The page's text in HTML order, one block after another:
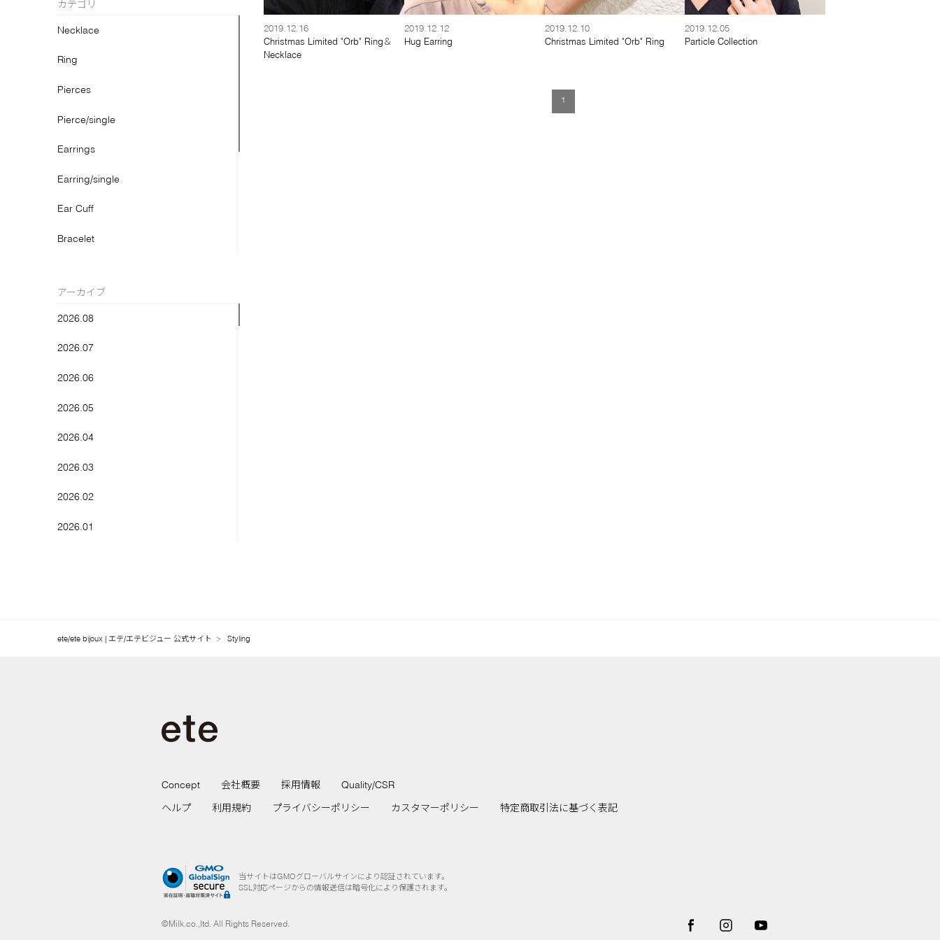
カテゴリ
Necklace
Ring
Pierces
Pierce/single
Earrings
Earring/single
Ear Cuff
Bracelet
Anklet
アーカイブ
2026.08
2026.07
2026.06
2026.05
2026.04
2026.03
2026.02
2026.01
2025.09
2019.12.16
Christmas Limited "Orb" Ring＆
Necklace
2019.12.12
Hug Earring
2019.12.10
Christmas Limited "Orb" Ring
2019.12.05
Particle Collection
1
ete/ete bijoux | エテ/エテビジュー 公式サイト Styling
Concept 会社概要 採用情報
Quality/CSR
ヘルプ
利用規約 プライバシーポリシー カスタマーポリシー 特定商取引法に基づく表記
当サイトはGMOグローバルサインにより認証されています。
SSL対応ページからの情報送信は暗号化により保護されます。
©Milk.co.,ltd. All Rights Reserved.